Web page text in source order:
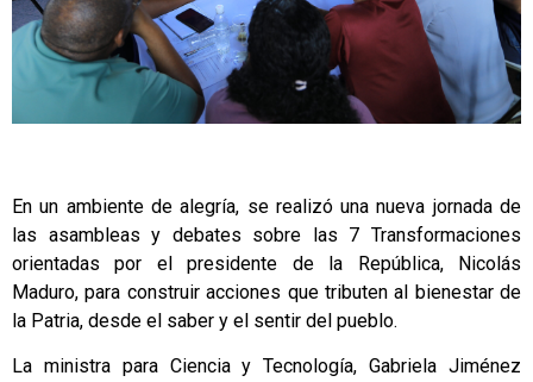
En un ambiente de alegría, se realizó una nueva jornada de
las asambleas y debates sobre las 7 Transformaciones
orientadas por el presidente de la República, Nicolás
Maduro, para construir acciones que tributen al bienestar de
la Patria, desde el saber y el sentir del pueblo.
La ministra para Ciencia y Tecnología, Gabriela Jiménez